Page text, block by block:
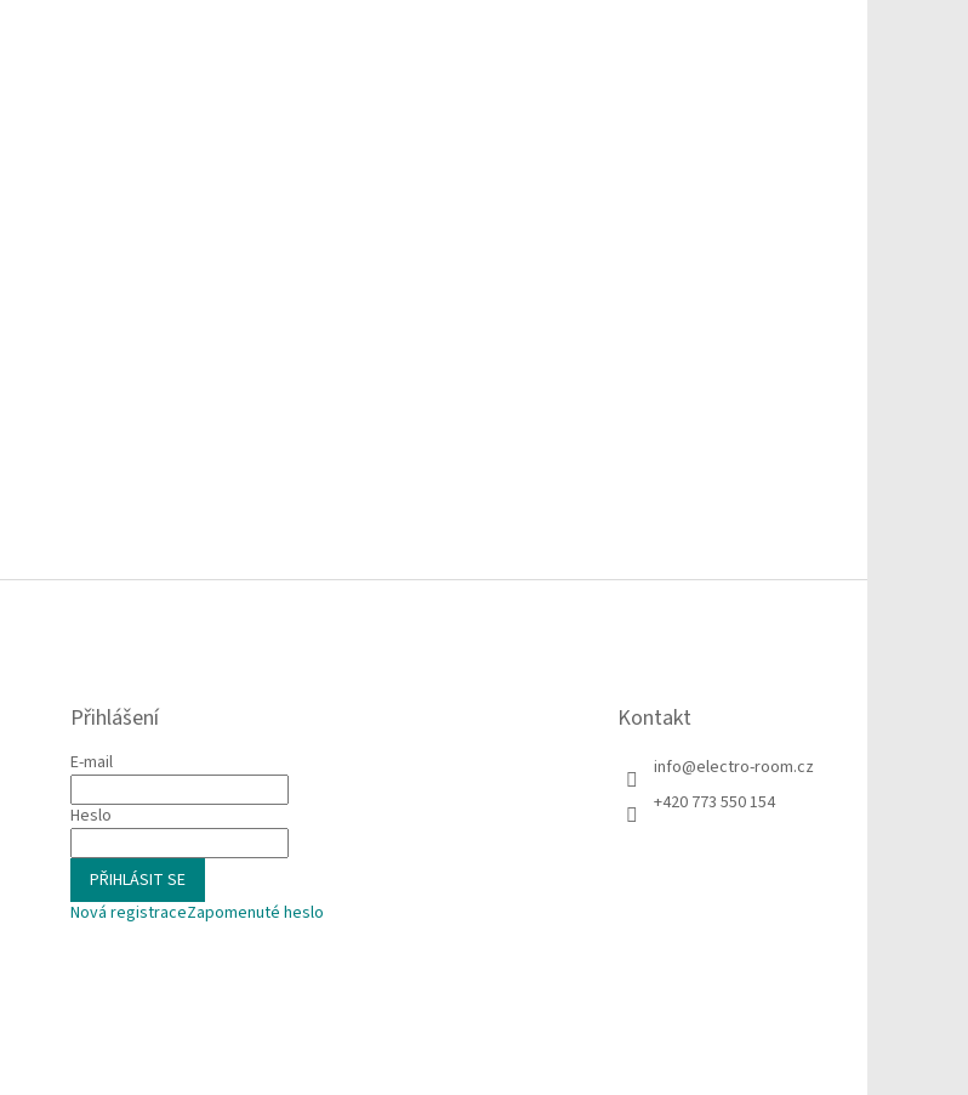
Přihlášení
E-mail
Heslo
PŘIHLÁSIT SE
Nová registraceZapomenuté heslo
Kontakt
info@electro-room.cz
+420 773 550 154